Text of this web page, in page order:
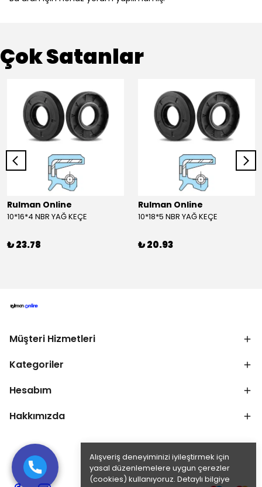
Alışveriş deneyiminizi iyileştirmek için
yasal düzenlemelere uygun çerezler
(cookies) kullanıyoruz. Detaylı bilgiye
Çok Satanlar
Rulman Online
10*16*4 NBR YAĞ KEÇE
₺ 23.78
Rulman Online
10*18*5 NBR YAĞ KEÇE
₺ 20.93
Müşteri Hizmetleri
Kategoriler
Hesabım
Hakkımızda